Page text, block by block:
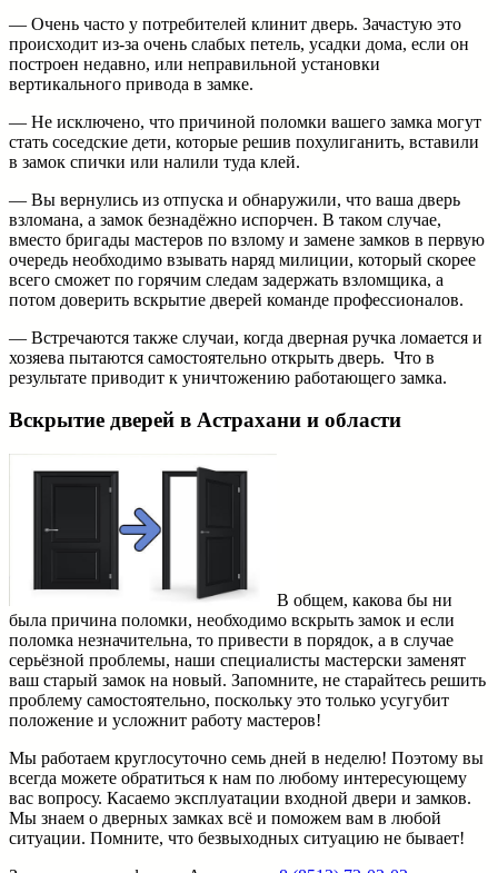
— Очень часто у потребителей клинит дверь. Зачастую это
происходит из-за очень слабых петель, усадки дома, если он
построен недавно, или неправильной установки
вертикального привода в замке.
— Не исключено, что причиной поломки вашего замка могут
стать соседские дети, которые решив похулиганить, вставили
в замок спички или налили туда клей.
— Вы вернулись из отпуска и обнаружили, что ваша дверь
взломана, а замок безнадёжно испорчен. В таком случае,
вместо бригады мастеров по взлому и замене замков в первую
очередь необходимо взывать наряд милиции, который скорее
всего сможет по горячим следам задержать взломщика, а
потом доверить вскрытие дверей команде профессионалов.
— Встречаются также случаи, когда дверная ручка ломается и
хозяева пытаются самостоятельно открыть дверь. Что в
результате приводит к уничтожению работающего замка.
Вскрытие дверей в Астрахани и области
В общем, какова бы ни
была причина поломки, необходимо вскрыть замок и если
поломка незначительна, то привести в порядок, а в случае
серьёзной проблемы, наши специалисты мастерски заменят
ваш старый замок на новый. Запомните, не старайтесь решить
проблему самостоятельно, поскольку это только усугубит
положение и усложнит работу мастеров!
Мы работаем круглосуточно семь дней в неделю! Поэтому вы
всегда можете обратиться к нам по любому интересующему
вас вопросу. Касаемо эксплуатации входной двери и замков.
Мы знаем о дверных замках всё и поможем вам в любой
ситуации. Помните, что безвыходных ситуацию не бывает!